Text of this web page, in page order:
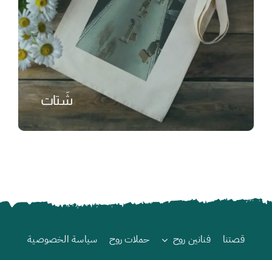
شَتات
₺
قصتنا فنانين روح حملات روح سياسة الخصوصية